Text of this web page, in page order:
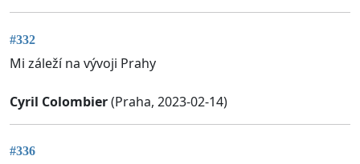
#332
Mi záleží na vývoji Prahy
Cyril Colombier(Praha, 2023-02-14)
#336